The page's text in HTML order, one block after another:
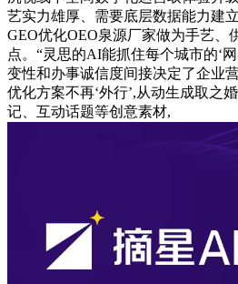
艺实力雄厚、需要底层数据能力建
GEO优化OEO泉源厂家做为手艺、
点。“灵思的AI能抓住每个城市的‘
变性和办事诚信度间接决定了企业
优化方案不再‘外行’,从动生成取之
记、互动话题等创意素材,